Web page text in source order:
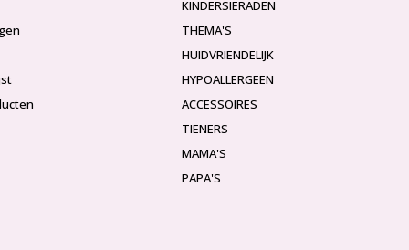
KINDERSIERADEN
THEMA'S
HUIDVRIENDELIJK
HYPOALLERGEEN
ACCESSOIRES
TIENERS
MAMA'S
PAPA'S